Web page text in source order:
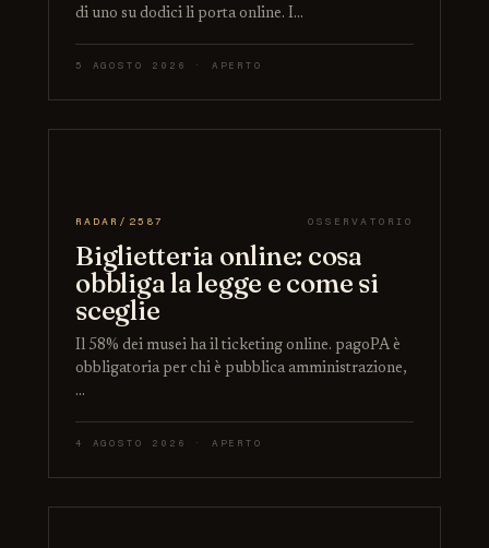
di uno su dodici li porta online. I…
5 AGOSTO 2026 · APERTO
RADAR/2587 OSSERVATORIO
Biglietteria online: cosa
obbliga la legge e come si
sceglie
Il 58% dei musei ha il ticketing online. pagoPA è
obbligatoria per chi è pubblica amministrazione,
…
4 AGOSTO 2026 · APERTO